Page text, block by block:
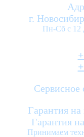
г.
Пн-Сб с 12
Сервисное
Гарантия
Гарантия
Принимаем